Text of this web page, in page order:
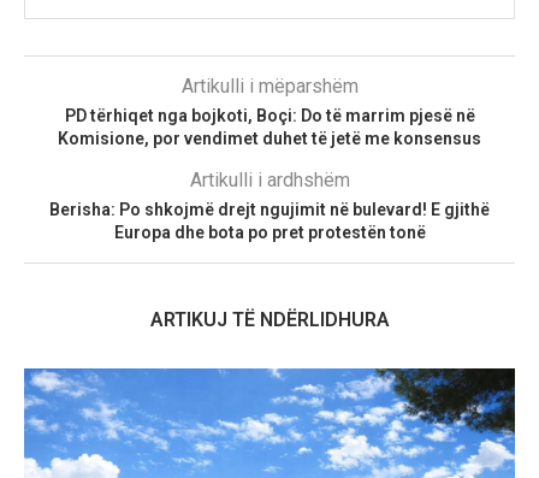
Artikulli i mëparshëm
PD tërhiqet nga bojkoti, Boçi: Do të marrim pjesë në
Komisione, por vendimet duhet të jetë me konsensus
Artikulli i ardhshëm
Berisha: Po shkojmë drejt ngujimit në bulevard! E gjithë
Europa dhe bota po pret protestën tonë
ARTIKUJ TË NDËRLIDHURA